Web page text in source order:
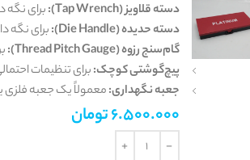
دسته قلاویز (Tap Wrench):
برای نگه
دسته حدیده (Die Handle):
برای نگه
گام‌سنج رزوه (Thread Pitch Gauge):
پیچ‌گوشتی کوچک:برای تنظیمات
جعبه نگهداری:معمولاً یک جعبه فلزی
6.500.000تومان